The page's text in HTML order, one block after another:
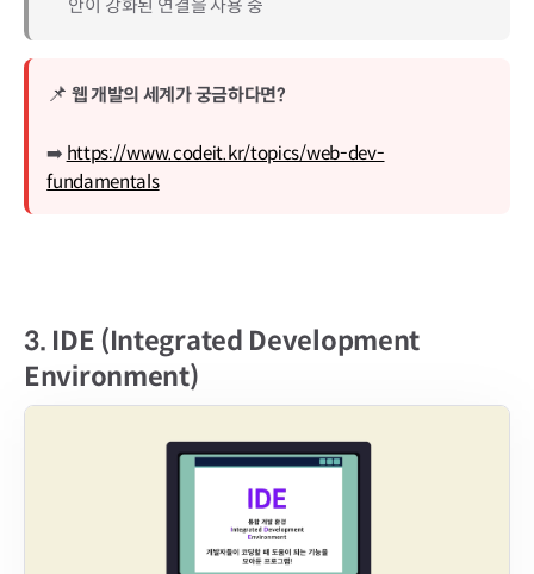
안이 강화된 연결을 사용 중
📌 웹 개발의 세계가 궁금하다면?
➡️ https://www.codeit.kr/topics/web-dev-
fundamentals
3. IDE (Integrated Development
Environment)